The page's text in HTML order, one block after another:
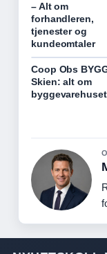
– Alt om
forhandleren,
tjenester og
kundeomtaler
Coop Obs
Skien: alt om
byggevarehuset